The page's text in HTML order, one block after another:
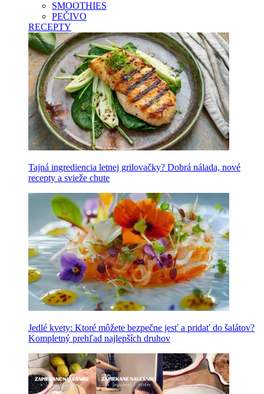
SMOOTHIES
PEČIVO
RECEPTY
Tajná ingrediencia letnej grilovačky? Dobrá nálada, nové
recepty a svieže chute
Jedlé kvety: Ktoré môžete bezpečne jesť a pridať do šalátov?
Kompletný prehľad najlepších druhov